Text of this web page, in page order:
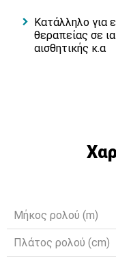
Κατάλληλο για
θεραπείας σε
αισθητικής κ.α
Μήκος ρολού (m)
Πλάτος ρολού (cm)